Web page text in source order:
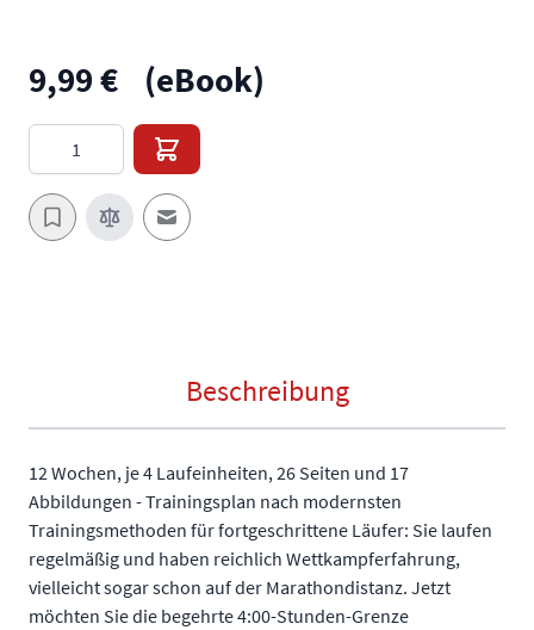
9,99 € (eBook)
E-Mail an einen Freund
Beschreibung
12 Wochen, je 4 Laufeinheiten, 26 Seiten und 17
Abbildungen - Trainingsplan nach modernsten
Trainingsmethoden für fortgeschrittene Läufer: Sie laufen
regelmäßig und haben reichlich Wettkampferfahrung,
vielleicht sogar schon auf der Marathondistanz. Jetzt
möchten Sie die begehrte 4:00-Stunden-Grenze